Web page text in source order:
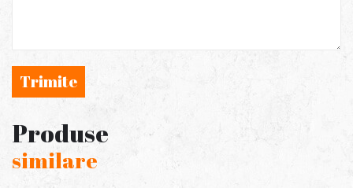
Trimite
Produse
similare